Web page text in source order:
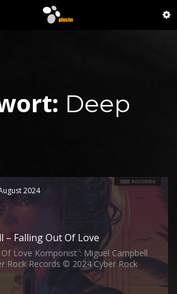
Deep
2024
– Falling Out Of Love
Love Komponist : Miguel Campbell
Rock Records © 2024 Cyber Rock